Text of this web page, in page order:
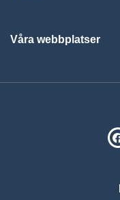
Våra webbplatser